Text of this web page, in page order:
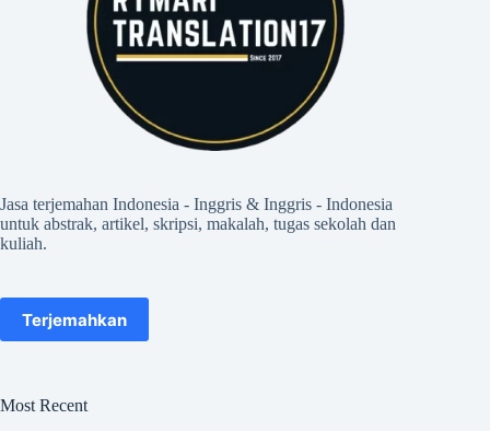
Jasa terjemahan Indonesia - Inggris & Inggris - Indonesia
untuk abstrak, artikel, skripsi, makalah, tugas sekolah dan
kuliah.
Terjemahkan
Most Recent